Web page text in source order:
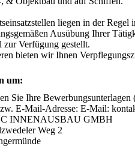
liegen in der Regel
Ausübung Ihrer
Verfügung gestellt.
bieten wir Ihnen
um:
Sie Ihre
E-Mail-Adresse: E-Mail:
INNENAUSBAU GMBH
Weg 2